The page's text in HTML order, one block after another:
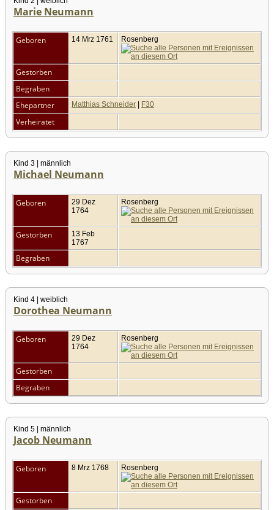
Marie Neumann
Geboren 14 Mrz 1761 Rosenberg
Gestorben
Begraben
Ehepartner
Matthias Schneider F30
Verheiratet
Kind 3 | männlich
Michael Neumann
Geboren
29 Dez
1764
Rosenberg
Gestorben
13 Feb
1767
Begraben
Kind 4 | weiblich
Dorothea Neumann
Geboren
29 Dez
1764
Rosenberg
Gestorben
Begraben
Kind 5 | männlich
Jacob Neumann
Geboren 8 Mrz 1768 Rosenberg
Gestorben